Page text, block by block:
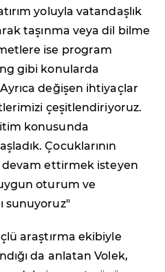
yoluyla vatandaşlık
taşınma veya dil bilme
ise program
gibi konularda
değişen ihtiyaçlar
çeşitlendiriyoruz.
konusunda
Çocuklarının
devam ettirmek isteyen
oturum ve
sunuyoruz"
araştırma ekibiyle
da anlatan Volek,